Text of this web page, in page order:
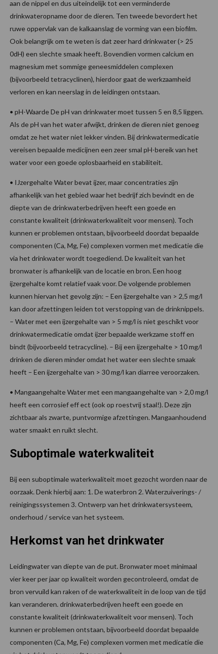
aan de nippel en dus uiteindelijk tot een verminderde
drinkwateropname door de dieren. Ten tweede bevordert het
ruwe oppervlak van de kalkaanslag de vorming van een biofilm.
Ook belangrijk om te weten is dat zeer hard drinkwater (> 25
0dH) een slechte smaak heeft. Bovendien vormen calcium en
magnesium met sommige geneesmiddelen complexen
(bijvoorbeeld tetracyclinen), hierdoor gaat de werkzaamheid
verloren en kan neerslag in de leidingen ontstaan.
• pH-Waarde De pH van drinkwater moet tussen 5 en 8,5 liggen.
Als de pH van het water afwijkt, drinken de dieren niet genoeg
omdat ze het water niet lekker vinden. Bij drinkwatermedicatie
vereisen bepaalde medicijnen een zeer smal pH-bereik van het
water voor een goede oplosbaarheid en stabiliteit.
• IJzergehalte Water bevat ijzer, maar concentraties zijn
afhankelijk van het gebied waar het bedrijf zich bevindt en de
diepte van de drinkwaterbedrijven heeft een goede en
constante kwaliteit (drinkwaterkwaliteit voor mensen). Toch
kunnen er problemen ontstaan, bijvoorbeeld doordat bepaalde
componenten (Ca, Mg, Fe) complexen vormen met medicatie die
via het drinkwater wordt toegediend. De kwaliteit van het
bronwater is afhankelijk van de locatie en bron. Een hoog
ijzergehalte komt relatief vaak voor. De volgende problemen
kunnen hiervan het gevolg zijn: – Een ijzergehalte van > 2,5 mg/l
kan door afzettingen leiden tot verstopping van de drinknippels.
– Water met een ijzergehalte van > 5 mg/l is niet geschikt voor
drinkwatermedicatie omdat ijzer bepaalde werkzame stoff en
bindt (bijvoorbeeld tetracycline). – Bij een ijzergehalte > 10 mg/l
drinken de dieren minder omdat het water een slechte smaak
heeft – Een ijzergehalte van > 30 mg/l kan diarree veroorzaken.
• Mangaangehalte Water met een mangaangehalte van > 2,0 mg/l
heeft een corrosief eff ect (ook op roestvrij staal!). Deze zijn
zichtbaar als zwarte, puntvormige afzettingen. Mangaanhoudend
water smaakt en ruikt slecht.
Suboptimale waterkwaliteit
Bij een suboptimale waterkwaliteit moet gezocht worden naar de
oorzaak. Denk hierbij aan: 1. De waterbron 2. Waterzuiverings- /
reinigingssystemen 3. Ontwerp van het drinkwatersysteem,
onderhoud / service van het systeem.
Herkomst van het drinkwater
Leidingwater van diepte van de put. Bronwater moet minimaal
vier keer per jaar op kwaliteit worden gecontroleerd, omdat de
bron vervuild kan raken of de waterkwaliteit in de loop van de tijd
kan veranderen. drinkwaterbedrijven heeft een goede en
constante kwaliteit (drinkwaterkwaliteit voor mensen). Toch
kunnen er problemen ontstaan, bijvoorbeeld doordat bepaalde
componenten (Ca, Mg, Fe) complexen vormen met medicatie die